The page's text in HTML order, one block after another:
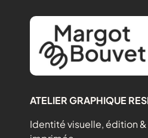
ATELIER GRAPHIQUE
Identité visuelle, édition